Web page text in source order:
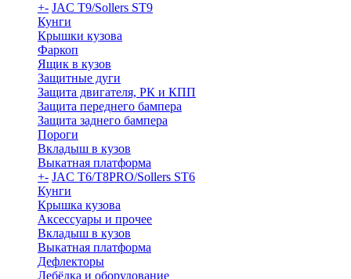
+- JAC T9/Sollers ST9
Кунги
Крышки кузова
Фаркоп
Ящик в кузов
Защитные дуги
Защита двигателя, РК и КПП
Защита переднего бампера
Защита заднего бампера
Пороги
Вкладыш в кузов
Выкатная платформа
+- JAC T6/T8PRO/Sollers ST6
Кунги
Крышка кузова
Аксессуары и прочее
Вкладыш в кузов
Выкатная платформа
Дефлекторы
Лебёдка и оборудование